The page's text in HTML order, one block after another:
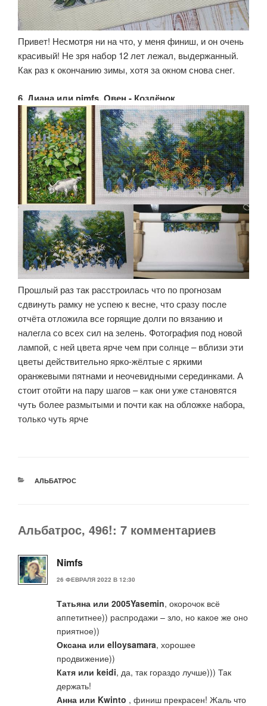
Привет! Несмотря ни на что, у меня финиш, и он очень
красивый! Не зря набор 12 лет лежал, выдержанный.
Как раз к окончанию зимы, хотя за окном снова снег.
6. Диана или nimfs, Овен - Козлёнок
Прошлый раз так расстроилась что по прогнозам
сдвинуть рамку не успею к весне, что сразу после
отчёта отложила все горящие долги по вязанию и
налегла со всех сил на зелень. Фотография под новой
лампой, с ней цвета ярче чем при солнце – вблизи эти
цветы действительно ярко-жёлтые с яркими
оранжевыми пятнами и неочевидными серединками. А
стоит отойти на пару шагов – как они уже становятся
чуть более размытыми и почти как на обложке набора,
только чуть ярче
РУБРИКИ
АЛЬБАТРОС
Альбатрос, 496!: 7 комментариев
Nimfs
26 ФЕВРАЛЯ 2022 В 12:30
Татьяна или 2005Yasemin, окорочок всё
аппетитнее)) распродажи – зло, но какое же оно
приятное))
Оксана или elloysamara, хорошее
продвижение))
Катя или keidi, да, так гораздо лучше))) Так
держать!
Анна или Kwinto , финиш прекрасен! Жаль что